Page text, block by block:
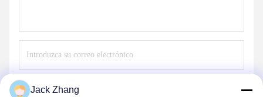
Jack Zhang